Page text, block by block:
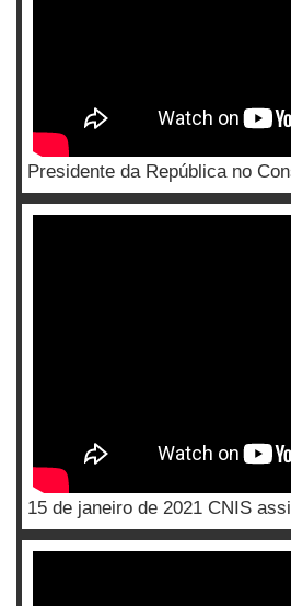
Presidente da República no
15 de janeiro de 2021 CNIS